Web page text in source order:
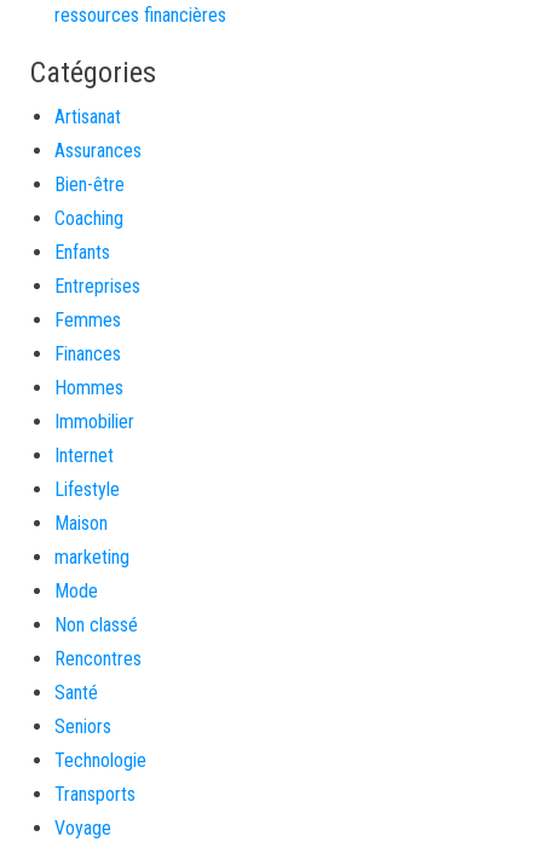
ressources financières
Catégories
Artisanat
Assurances
Bien-être
Coaching
Enfants
Entreprises
Femmes
Finances
Hommes
Immobilier
Internet
Lifestyle
Maison
marketing
Mode
Non classé
Rencontres
Santé
Seniors
Technologie
Transports
Voyage